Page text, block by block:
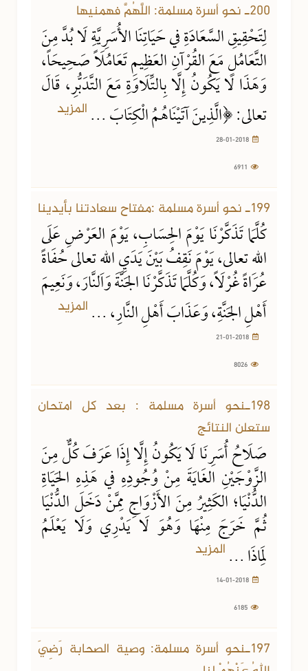
200ـ نحو أسرة مسلمة: اللَّهُمَّ فهمنيها
لِتَحْقِيقِ السَّعَادَةِ في حَيَاتِنَا الأُسَرِيَّةِ لَا بُدَّ مِنَ
التَّعَامُلِ مَعَ القُرْآنِ العَظِيمِ تَعَامُلَاً صَحِيحَاً،
وَهَذَا لَا يَكُونُ إِلَّا بِالتِّلَاوَةِ مَعَ التَّدَبُّرِ، قَالَ
تعالى: ﴿الَّذِينَ آتَيْنَاهُمُ الْكِتَابَ ... المزيد
199ـ نحو أسرة مسلمة :مفتاح سعادتنا بأيدينا
كُلَّمَا تَذَكَّرْنَا يَوْمَ الحِسَابِ، يَوْمَ العَرْضِ عَلَى
اللهِ تعالى، يَوْمَ نَقِفُ بَيْنَ يَدَيِ اللهِ تعالى حُفَاةً
عُرَاةً غُرْلَاً، وَكُلَّمَا تَذَكَّرْنَا الجَنَّةَ وَالنَّارَ، وَنَعِيمَ
أَهْلِ الجَنَّةِ، وَعَذَابَ أَهْلِ النَّارِ، ... المزيد
198ـنحو أسرة مسلمة : بعد كل امتحان
ستعلن النتائج
صَلَاحُ أُسَرِنَا لَا يَكُونُ إِلَّا إِذَا عَرَفَ كُلٌّ مِنَ
الزَّوْجَيْنِ الغَايَةَ مِنْ وُجُودِهِ في هَذِهِ الحَيَاةِ
الدُّنْيَا؛ الكَثِيرُ مِنَ الأَزْوَاجِ مِمَّنْ دَخَلَ الدُّنْيَا
ثُمَّ خَرَجَ مِنْهَا وَهُوَ لَا يَدْرِي وَلَا يَعْلَمُ
لِمَاذَا ... المزيد
197ـنحو أسرة مسلمة: وصية الصحابة رَضِيَ